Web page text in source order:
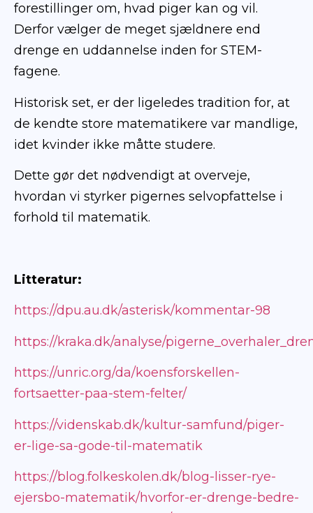
forestillinger om, hvad piger kan og vil.
Derfor vælger de meget sjældnere end
drenge en uddannelse inden for STEM-
fagene.
Historisk set, er der ligeledes tradition for, at
de kendte store matematikere var mandlige,
idet kvinder ikke måtte studere.
Dette gør det nødvendigt at overveje,
hvordan vi styrker pigernes selvopfattelse i
forhold til matematik.
Litteratur:
https://dpu.au.dk/asterisk/kommentar-98
https://kraka.dk/analyse/
https://unric.org/da/koensforskellen-
fortsaetter-paa-stem-felter/
https://videnskab.dk/kultur-samfund/piger-
er-lige-sa-gode-til-matematik
https://blog.folkeskolen.dk/blog-lisser-rye-
ejersbo-matematik/hvorfor-er-drenge-bedre-